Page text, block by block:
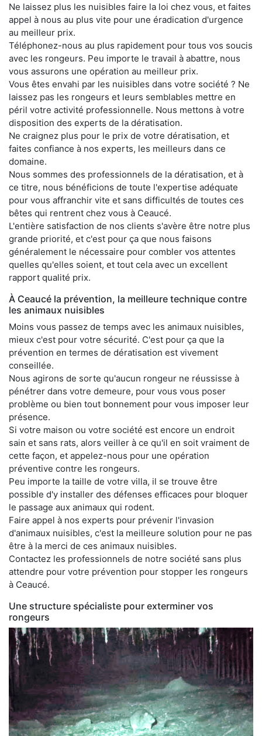
Ne laissez plus les nuisibles faire la loi chez vous, et faites
appel à nous au plus vite pour une éradication d'urgence
au meilleur prix.
Téléphonez-nous au plus rapidement pour tous vos soucis
avec les rongeurs. Peu importe le travail à abattre, nous
vous assurons une opération au meilleur prix.
Vous êtes envahi par les nuisibles dans votre société ? Ne
laissez pas les rongeurs et leurs semblables mettre en
péril votre activité professionnelle. Nous mettons à votre
disposition des experts de la dératisation.
Ne craignez plus pour le prix de votre dératisation, et
faites confiance à nos experts, les meilleurs dans ce
domaine.
Nous sommes des professionnels de la dératisation, et à
ce titre, nous bénéficions de toute l'expertise adéquate
pour vous affranchir vite et sans difficultés de toutes ces
bêtes qui rentrent chez vous à Ceaucé.
L'entière satisfaction de nos clients s'avère être notre plus
grande priorité, et c'est pour ça que nous faisons
généralement le nécessaire pour combler vos attentes
quelles qu'elles soient, et tout cela avec un excellent
rapport qualité prix.
À Ceaucé la prévention, la meilleure technique contre
les animaux nuisibles
Moins vous passez de temps avec les animaux nuisibles,
mieux c'est pour votre sécurité. C'est pour ça que la
prévention en termes de dératisation est vivement
conseillée.
Nous agirons de sorte qu'aucun rongeur ne réussisse à
pénétrer dans votre demeure, pour vous vous poser
problème ou bien tout bonnement pour vous imposer leur
présence.
Si votre maison ou votre société est encore un endroit
sain et sans rats, alors veiller à ce qu'il en soit vraiment de
cette façon, et appelez-nous pour une opération
préventive contre les rongeurs.
Peu importe la taille de votre villa, il se trouve être
possible d'y installer des défenses efficaces pour bloquer
le passage aux animaux qui rodent.
Faire appel à nos experts pour prévenir l'invasion
d'animaux nuisibles, c'est la meilleure solution pour ne pas
être à la merci de ces animaux nuisibles.
Contactez les professionnels de notre société sans plus
attendre pour votre prévention pour stopper les rongeurs
à Ceaucé.
Une structure spécialiste pour exterminer vos
rongeurs